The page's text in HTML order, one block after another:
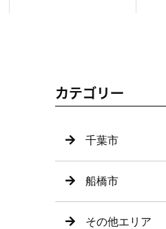
カテゴリー
千葉市
船橋市
その他エリア